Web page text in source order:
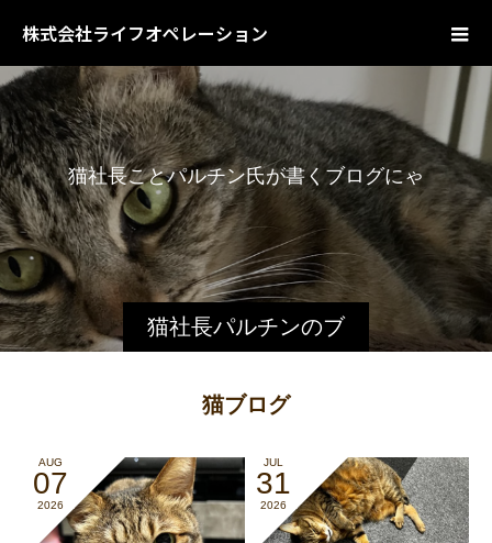
株式会社ライフオペレーション
猫社長パルチンのブ
猫社長ことパルチン氏が書くブロ グにゃ
猫ブログ
AUG
07
2026
JUL
31
2026